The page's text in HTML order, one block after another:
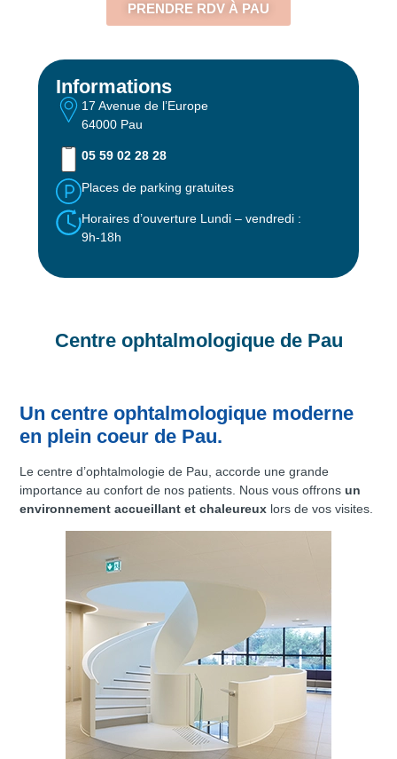
PRENDRE RDV À PAU
Informations
17 Avenue de l’Europe
64000 Pau
05 59 02 28 28
Places de parking gratuites
Horaires d’ouverture Lundi – vendredi :
9h-18h
Centre ophtalmologique de Pau
Un centre ophtalmologique moderne
en plein coeur de Pau.
Le centre d’ophtalmologie de Pau, accorde une grande
importance au confort de nos patients. Nous vous offronsun
environnement accueillant et chaleureux lors de vos visites.